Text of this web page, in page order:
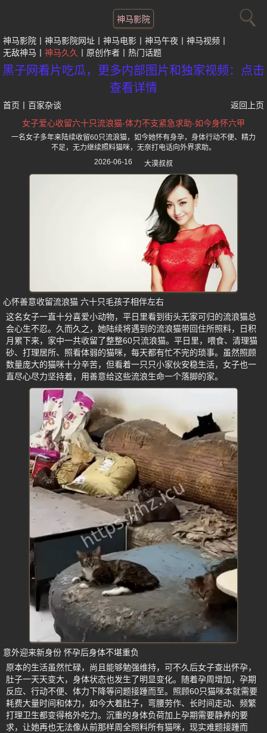
神马影院
神马影院 神马影院网址 神马电影 神马午夜
神马视频
无敌神马
神马久久 原创作者 热门话题
黑子网看片吃瓜，更多内部图片和独家视频：点击
查看详情
首页 百家杂谈
返回上页
女子爱心收留六十只流浪猫-体力不支紧急求助-如今身怀六甲
一名女子多年来陆续收留60只流浪猫，如今她怀有身孕，身体行动不便、精力
不足，无力继续照料猫咪，无奈打电话向外界求助。
2026-06-16
大漠叔叔
心怀善意收留流浪猫 六十只毛孩子相伴左右
这名女子一直十分喜爱小动物，平日里看到街头无家可归的流浪猫总
会心生不忍。久而久之，她陆续将遇到的流浪猫带回住所照料，日积
月累下来，家中一共收留了整整60只流浪猫。平日里，喂食、清理猫
砂、打理居所、照看体弱的猫咪，每天都有忙不完的琐事。虽然照顾
数量庞大的猫咪十分辛苦，但看着一只只小家伙安稳生活，女子也一
直尽心尽力坚持着，用善意给这些流浪生命一个落脚的家。
意外迎来新身份 怀孕后身体不堪重负
原本的生活虽然忙碌，尚且能够勉强维持，可不久后女子查出怀孕，
肚子一天天变大，身体状态也发生了明显变化。随着孕周增加，孕期
反应、行动不便、体力下降等问题接踵而至。照顾60只猫咪本就需要
耗费大量时间和体力，如今大着肚子，弯腰劳作、长时间走动、频繁
打理卫生都变得格外吃力。沉重的身体负荷加上孕期需要静养的要
求，让她再也无法像从前那样周全照料所有猫咪，现实难题接踵而